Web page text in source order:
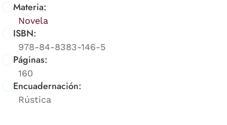
Materia:
Novela
ISBN:
978-84-8383-146-5
Páginas:
160
Encuadernación:
Rústica